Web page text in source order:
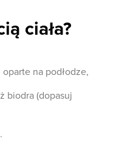
ciała?
na podłodze,
biodra (dopasuj